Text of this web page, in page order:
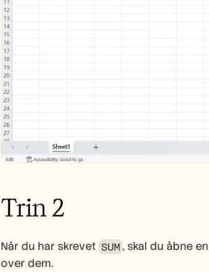
Trin 2
Når du har skrevet SUM, skal du åbne
over dem.